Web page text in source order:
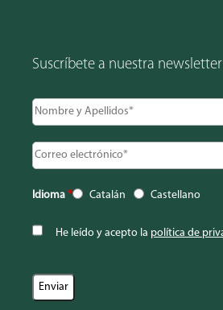
Suscríbete a nuestra newsletter
Idioma * Catalán Castellano
He leído y acepto la política de